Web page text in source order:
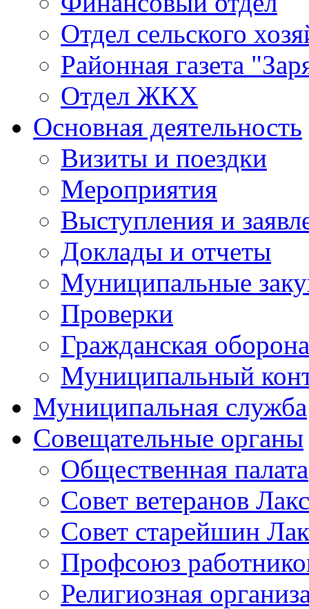
Отдел сельского
Районная газета
Отдел ЖКХ
Основная деятельность
Визиты и поездки
Мероприятия
Выступления и
Доклады и отчеты
Муниципальные
Проверки
Гражданская
Муниципальный
Муниципальная служба
Совещательные органы
Общественная палата
Совет ветеранов
Совет старейшин
Профсоюз
Религиозная